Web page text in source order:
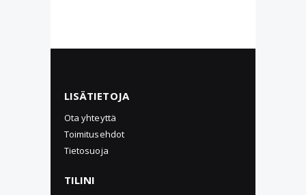
LISÄTIETOJA
Ota yhteyttä
Toimitusehdot
Tietosuoja
TILINI